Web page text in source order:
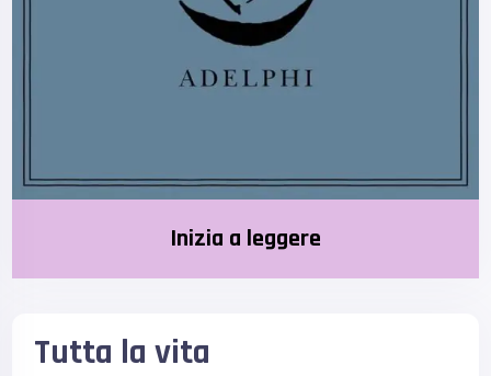
Inizia a leggere
Tutta la vita